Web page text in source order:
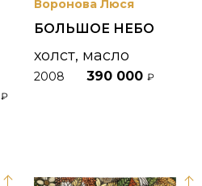
₽
Воронова Люся
БОЛЬШОЕ НЕБО
холст, масло
2008 390 000 ₽